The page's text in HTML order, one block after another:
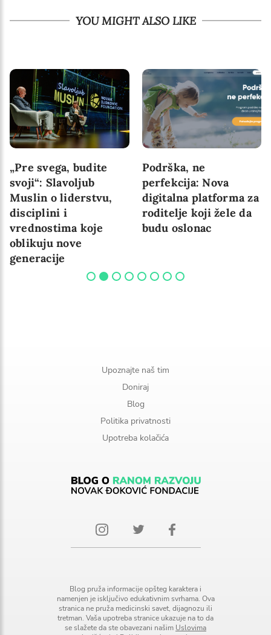
YOU MIGHT ALSO LIKE
„Pre svega, budite
svoji“: Slavoljub
Muslin o liderstvu,
disciplini i
vrednostima koje
oblikuju nove
generacije
Podrška, ne
perfekcija: Nova
digitalna platforma za
roditelje koji žele da
budu oslonac
Upoznajte naš tim
Doniraj
Blog
Politika privatnosti
Upotreba kolačića
Blog pruža informacije opšteg karaktera i
namenjen je isključivo edukativnim svrhama. Ova
stranica ne pruža medicinski savet, dijagnozu ili
tretman. Vaša upotreba stranice ukazuje na to da
se slažete da ste obavezani našim Uslovima